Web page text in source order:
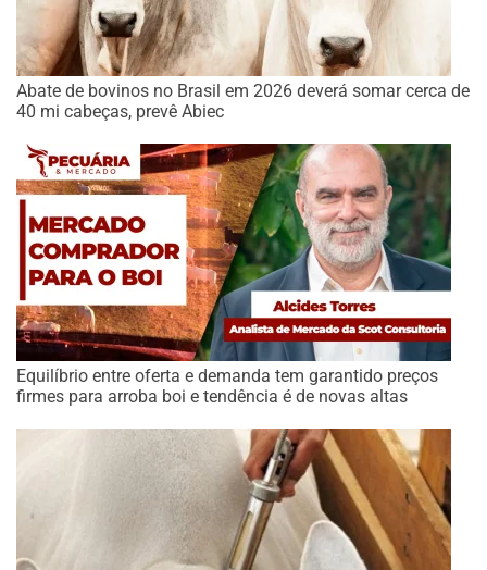
Abate de bovinos no Brasil em 2026 deverá somar cerca de
40 mi cabeças, prevê Abiec
Equilíbrio entre oferta e demanda tem garantido preços
firmes para arroba boi e tendência é de novas altas